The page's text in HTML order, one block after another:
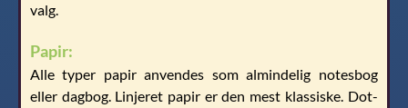
valg.
Papir:
Alle typer papir anvendes som almindelig notesbog
eller dagbog. Linjeret papir er den mest klassiske. Dot-